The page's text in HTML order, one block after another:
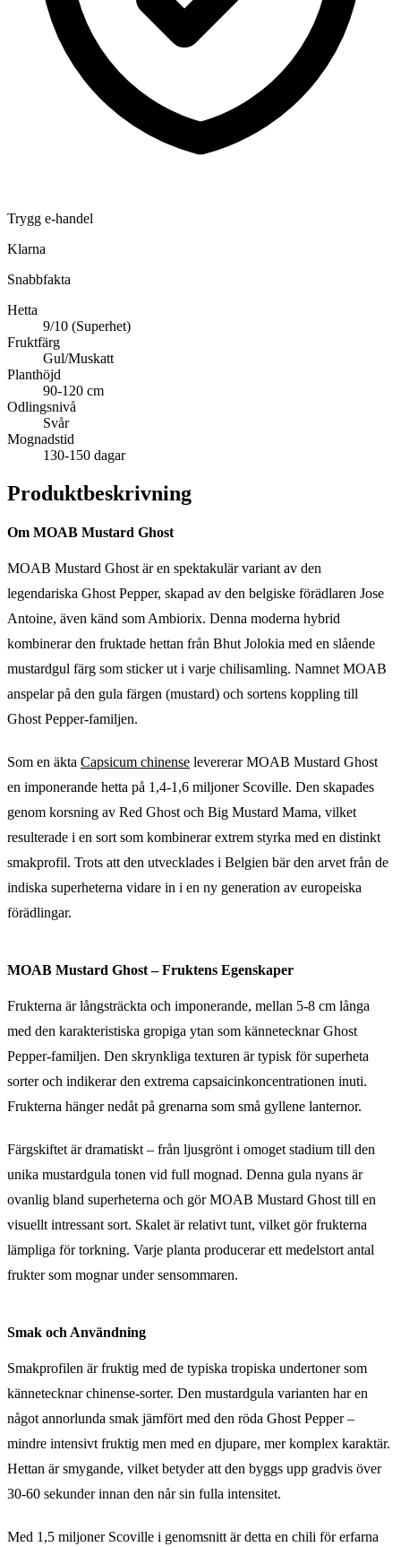
Trygg e-handel
Klarna
Snabbfakta
Hetta
9/10 (Superhet)
Fruktfärg
Gul/Muskatt
Planthöjd
90-120 cm
Odlingsnivå
Svår
Mognadstid
130-150 dagar
Produktbeskrivning
Om MOAB Mustard Ghost
MOAB Mustard Ghost är en spektakulär variant av den
legendariska Ghost Pepper, skapad av den belgiske förädlaren Jose
Antoine, även känd som Ambiorix. Denna moderna hybrid
kombinerar den fruktade hettan från Bhut Jolokia med en slående
mustardgul färg som sticker ut i varje chilisamling. Namnet MOAB
anspelar på den gula färgen (mustard) och sortens koppling till
Ghost Pepper-familjen.
Som en äkta Capsicum chinense levererar MOAB Mustard Ghost
en imponerande hetta på 1,4-1,6 miljoner Scoville. Den skapades
genom korsning av Red Ghost och Big Mustard Mama, vilket
resulterade i en sort som kombinerar extrem styrka med en distinkt
smakprofil. Trots att den utvecklades i Belgien bär den arvet från de
indiska superheterna vidare in i en ny generation av europeiska
förädlingar.
MOAB Mustard Ghost – Fruktens Egenskaper
Frukterna är långsträckta och imponerande, mellan 5-8 cm långa
med den karakteristiska gropiga ytan som kännetecknar Ghost
Pepper-familjen. Den skrynkliga texturen är typisk för superheta
sorter och indikerar den extrema capsaicinkoncentrationen inuti.
Frukterna hänger nedåt på grenarna som små gyllene lanternor.
Färgskiftet är dramatiskt – från ljusgrönt i omoget stadium till den
unika mustardgula tonen vid full mognad. Denna gula nyans är
ovanlig bland superheterna och gör MOAB Mustard Ghost till en
visuellt intressant sort. Skalet är relativt tunt, vilket gör frukterna
lämpliga för torkning. Varje planta producerar ett medelstort antal
frukter som mognar under sensommaren.
Smak och Användning
Smakprofilen är fruktig med de typiska tropiska undertoner som
kännetecknar chinense-sorter. Den mustardgula varianten har en
något annorlunda smak jämfört med den röda Ghost Pepper –
mindre intensivt fruktig men med en djupare, mer komplex karaktär.
Hettan är smygande, vilket betyder att den byggs upp gradvis över
30-60 sekunder innan den når sin fulla intensitet.
Med 1,5 miljoner Scoville i genomsnitt är detta en chili för erfarna